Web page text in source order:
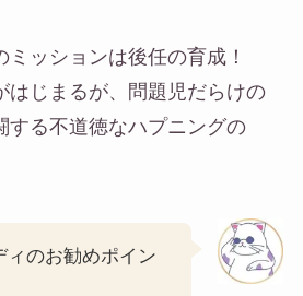
ッションは後任の育成！
はじまるが、問題児だらけの
する不道徳なハプニングの
ィのお勧めポイン